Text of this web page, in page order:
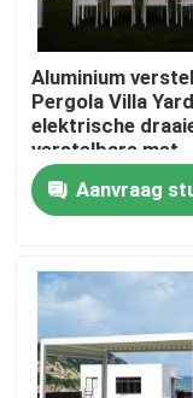
Contacteer ons
Nieuws
De Pergola van
De Pergola van
Aluminium
Pergola Villa Yard
elektrische
verstelbare met
uittrekbaar dak
Aanvraag